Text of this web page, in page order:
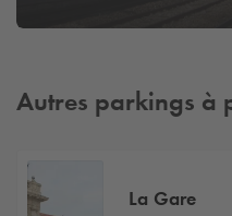
Autres parkings à
La Gare